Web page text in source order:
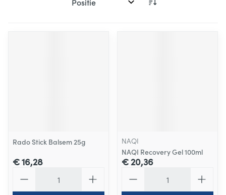
Sorteer op:
Rado Stick Balsem 25g
€ 16,28
NAQI
NAQI Recovery Gel 100ml
€ 20,36